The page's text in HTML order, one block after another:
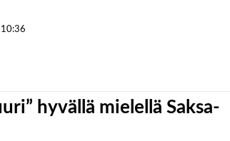
10:36
hyvällä mielellä Saksa-